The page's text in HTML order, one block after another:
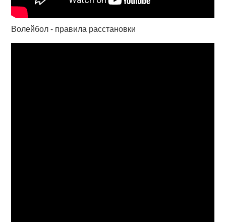
Волейбол - правила расстановки